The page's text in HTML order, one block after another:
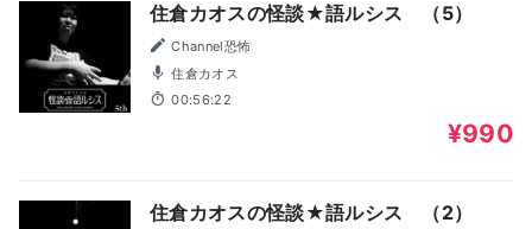
住倉カオスの怪談★語ルシス （5）
Channel恐怖
住倉カオス
00:56:22
¥990
住倉カオスの怪談★語ルシス （2）